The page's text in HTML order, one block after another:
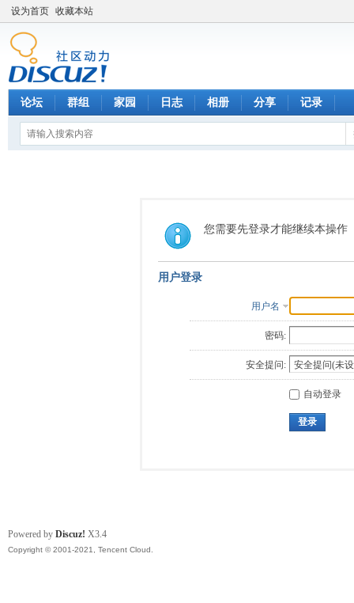
设为首页 收藏本站
论坛 群组 家园 日志 相册 分享 记录
您需要先登录才能继续本操作
用户登录
用户名
密码:
安全提问:
自动登录
登录
Powered by Discuz! X3.4
Copyright © 2001-2021, Tencent Cloud.